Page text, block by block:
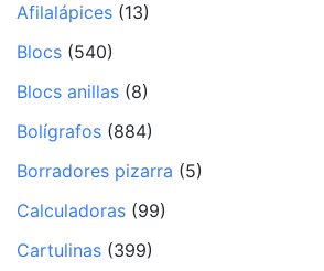
Afilalápices (13)
Blocs (540)
Blocs anillas (8)
Bolígrafos (884)
Borradores pizarra (5)
Calculadoras (99)
Cartulinas (399)